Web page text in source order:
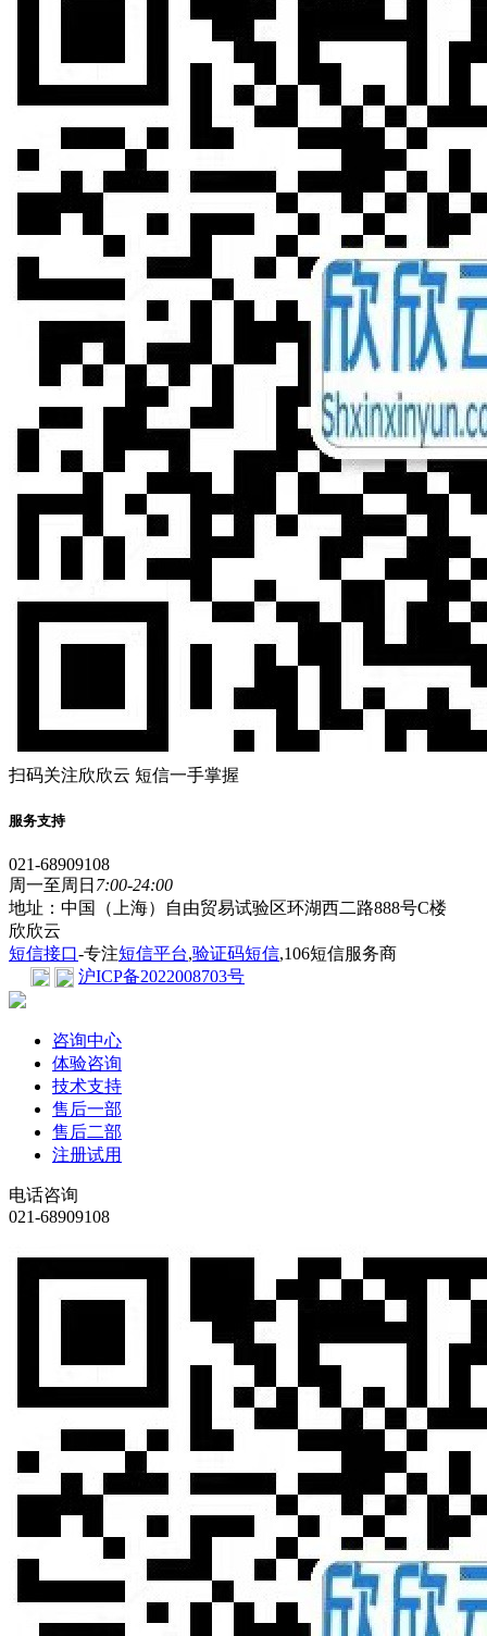
扫码关注欣欣云 短信一手掌握
服务支持
021-68909108
周一至周日 7:00-24:00
地址：中国（上海）自由贸易试验区环湖西二路888号C楼
欣欣云
短信接口-专注短信平台,验证码短信,106短信服务商
沪ICP备2022008703号
咨询中心
体验咨询
技术支持
售后一部
售后二部
注册试用
电话咨询
021-68909108